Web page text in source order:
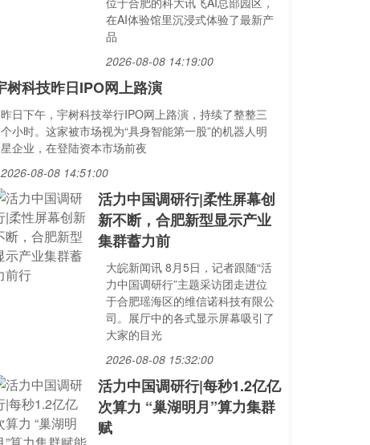
在AI体验馆里沉浸式体验了最新产
品
2026-08-08 14:19:00
树科技昨日IPO网上路演
昨日下午，宇树科技举行IPO网上路演，持续了整整三
个小时。这家被市场视为“具身智能第一股”的机器人明
星企业，在登陆资本市场前夜
2026-08-08 14:51:00
活力中国调研行|柔性屏幕创
新不断，合肥新型显示产业
集群蓄力前
大皖新闻讯 8月5日，记者跟随“活
力中国调研行”主题采访团走进位
于合肥瑶海区的维信诺科技有限公
司。展厅中的各式显示屏幕吸引了
大家的目光
2026-08-08 15:32:00
活力中国调研行|每秒1.2亿亿
次算力 “巢湖明月”算力集群
赋